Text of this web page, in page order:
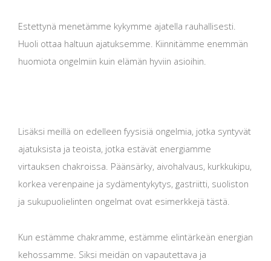
Estettynä menetämme kykymme ajatella rauhallisesti.
Huoli ottaa haltuun ajatuksemme. Kiinnitämme enemmän
huomiota ongelmiin kuin elämän hyviin asioihin.
Lisäksi meillä on edelleen fyysisiä ongelmia, jotka syntyvät
ajatuksista ja teoista, jotka estävät energiamme
virtauksen chakroissa. Päänsärky, aivohalvaus, kurkkukipu,
korkea verenpaine ja sydämentykytys, gastriitti, suoliston
ja sukupuolielinten ongelmat ovat esimerkkejä tästä.
Kun estämme chakramme, estämme elintärkeän energian
kehossamme. Siksi meidän on vapautettava ja